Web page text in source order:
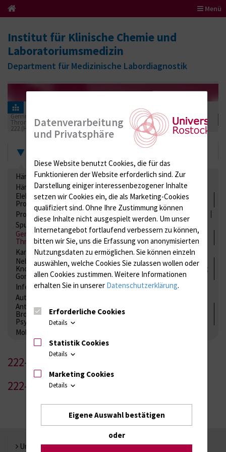
Menü
Institut für Klinische Chemie und
Laboratoriumsmedizin
Department für Medizinische Labordiagnostik
Ringversuchszertifikate
Gerinnung / Gerinnungsaktivierung / Gerinnungsfaktoren /
Thrombozytenfunktion / Antikoagulation
222 (Hämostaseologie II) 2019
Hämatologie / Anämie
Retikulozyten
Hämoglobinelektrophorese
Liquordiagnostik
Elektrolyte, Enzyme, Substrate, Metabolite, Blutalkohol,
Proteine
Proteine
Lipide / Lipoproteine Niere / Harnwege
Spurenelemente
Säuren-Basen-Status
Gerinnung / Gerinnungsaktivierung / Gerinnungsfaktoren /
Thrombozytenfunktion / Antikoagulation
Kardiale Marker
Tumormarker
Interleukine
Nebenniere / Niere; Nebenschilddrüse ( Ca-Stoffwechsel /
Knochen; Hypophyse / Wachstum; Gestroinaltrakt / Vitamine;
Gonaden / Zyklus / Sterilität
Infektionsserologie
Allergiediagnostik
Immunologie
Autoimmundiagnostik
Antibiotika, Zystostatika, Immunsuppressiva, Amaleptika,
Bronchospasmolytika, Antiepileptika, Kardiaka,
Psychpharmaka
Molekulare Diagnostik
222-1
222-2
Universität Rostock
Datenverarbeitung
und Privatsphäre
Diese Website benutzt Cookies, die für das
Funktionieren der Website erforderlich sind. Zur
Darstellung einiger interessenbezogener Inhalte
setzen wir Cookies ein, die als Marketing-Cookies
qualifiziert sind. Ohne Ihre Zustimmung können
diese Inhalte nicht ausgespielt werden. Um unser
Internetangebot fortlaufend verbessern zu können,
bitten wir Sie, uns die Erfassung von anonymisierten
Nutzungsdaten zu ermöglichen. Sie können einzeln
auswählen, welche Cookies Sie zulassen wollen oder
allen Cookies zustimmen. Weitere Informationen
erhalten Sie in unserer Datenschutzerklärung.
Erforderliche Cookies
Details
Statistik Cookies
Details
Marketing Cookies
Details
Eigene Auswahl bestätigen
oder